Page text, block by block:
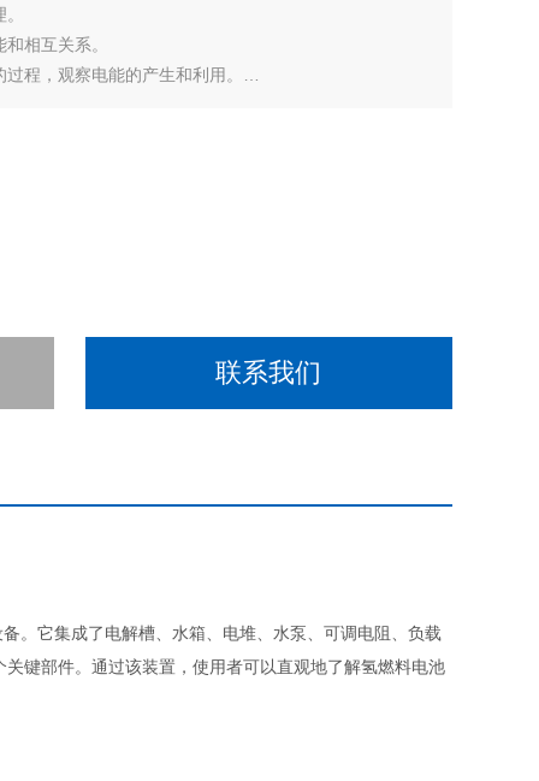
相互关系。
程，观察电能的产生和利用。
联系我们
。它集成了电解槽、水箱、电堆、水泵、可调电阻、负载
键部件。通过该装置，使用者可以直观地了解氢燃料电池